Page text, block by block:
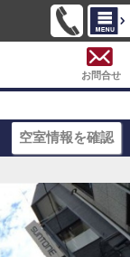
お問合せ
空室情報を確認